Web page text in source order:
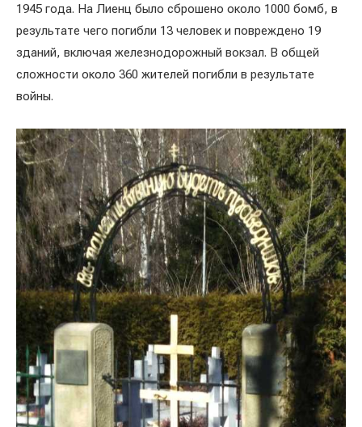
1945 года. На Лиенц было сброшено около 1000 бомб, в
результате чего погибли 13 человек и повреждено 19
зданий, включая железнодорожный вокзал. В общей
сложности около 360 жителей погибли в результате
войны.